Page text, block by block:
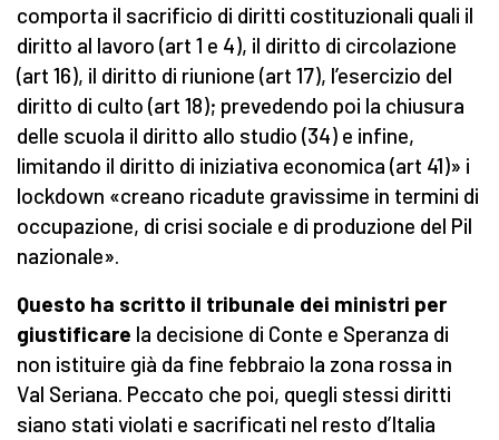
comporta il sacrificio di diritti costituzionali quali il
diritto al lavoro (art 1 e 4), il diritto di circolazione
(art 16), il diritto di riunione (art 17), l’esercizio del
diritto di culto (art 18); prevedendo poi la chiusura
delle scuola il diritto allo studio (34) e infine,
limitando il diritto di iniziativa economica (art 41)» i
lockdown «creano ricadute gravissime in termini di
occupazione, di crisi sociale e di produzione del Pil
nazionale».
Questo ha scritto il tribunale dei ministri per
giustificare la decisione di Conte e Speranza di
non istituire già da fine febbraio la zona rossa in
Val Seriana. Peccato che poi, quegli stessi diritti
siano stati violati e sacrificati nel resto d’Italia